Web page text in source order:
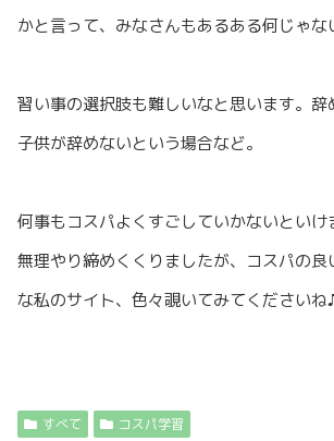
かと言って、みなさんもあるある何じゃな
習い事の選択肢も難しいなと思います。辞
子供が辞めないという場合など。
何事もコスパよくすごしていかないといけ
無理やり締めくくりましたが、コスパの良
な私のサイト、色々覗いてみてください
すべて コスパ学習